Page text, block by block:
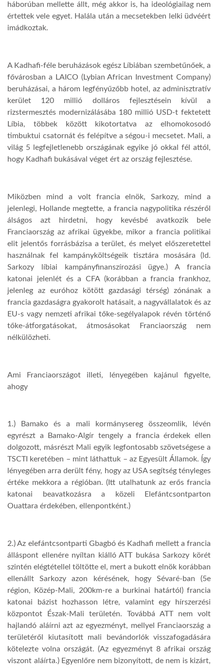
háborúban mellette állt, még akkor is, ha ideológiailag nem
értettek vele egyet. Halála után a mecsetekben lelki üdvéért
imádkoztak.
A Kadhafi-féle beruházások egész Líbiában szembetűnőek, a
fővárosban a LAICO (Lybian African Investment Company)
beruházásai, a három legfényűzőbb hotel, az adminisztratív
kerület 120 millió dolláros fejlesztésein kívül a
rizstermesztés modernizálásába 180 millió USD-t fektetett
Líbia, többek között kikotortatva az elhomokosodó
timbuktui csatornát és felépítve a ségou-i mecsetet. Mali, a
világ 5 legfejletlenebb országának egyike jó okkal fél attól,
hogy Kadhafi bukásával véget ért az ország fejlesztése.
Miközben mind a volt francia elnök, Sarkozy, mind a
jelenlegi, Hollande megtette, a francia nagypolitika részéről
álságos azt hirdetni, hogy kevésbé avatkozik bele
Franciaország az afrikai ügyekbe, mikor a francia politikai
elit jelentős forrásbázisa a terület, és melyet előszeretettel
használnak fel kampányköltségeik tisztára mosására (ld.
Sarkozy líbiai kampányfinanszírozási ügye.) A francia
katonai jelenlét és a CFA (korábban a francia frankhoz,
jelenleg az euróhoz kötött gazdasági térség) zónának a
francia gazdaságra gyakorolt hatásait, a nagyvállalatok és az
EU-s vagy nemzeti afrikai tőke-segélyalapok révén történő
tőke-átforgatásokat, átmosásokat Franciaország nem
nélkülözheti.
Ami Franciaországot illeti, lényegében kajánul figyelte,
ahogy
1.) Bamako és a mali kormánysereg összeomlik, lévén
egyrészt a Bamako-Algír tengely a francia érdekek ellen
dolgozott, másrészt Mali egyik legfontosabb szövetségese a
TSCTI keretében – mint láthattuk – az Egyesült Államok. Így
lényegében arra derült fény, hogy az USA segítség tényleges
értéke mekkora a régióban. (Itt utalhatunk az erős francia
katonai beavatkozásra a közeli Elefántcsontparton
Ouattara érdekében, ellenpontként.)
2.) Az elefántcsontparti Gbagbó és Kadhafi mellett a francia
álláspont ellenére nyíltan kiálló ATT bukása Sarkozy körét
szintén elégtétellel töltötte el, mert a bukott elnök korábban
ellenállt Sarkozy azon kérésének, hogy Sévaré-ban (5e
région, Közép-Mali, 200km-re a burkinai határtól) francia
katonai bázist hozhasson létre, valamint egy hírszerzési
központot Észak-Mali területén. Továbbá ATT nem volt
hajlandó aláírni azt az egyezményt, mellyel Franciaország a
területéről kiutasított mali bevándorlók visszafogadására
kötelezte volna országát. (Az egyezményt 8 afrikai ország
viszont aláírta.) Egyenlőre nem bizonyított, de nem is kizárt,